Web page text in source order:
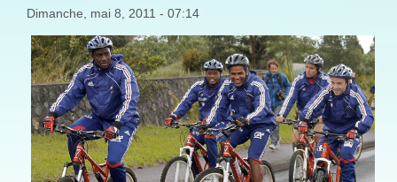
Dimanche, mai 8, 2011 - 07:14